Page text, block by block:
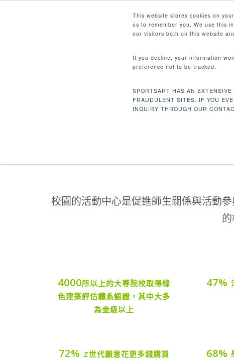
This website stores cookies on
us to remember you. We use this
our visitors both on this website
If you decline, your information
preference not to be tracked.
SPORTSART HAS AN
FRAUDULENT SITES. IF YOU
INQUIRY THROUGH OUR
LinkedIn
Hit enter to search or ESC to close
校園的活動中心是促進師生關係與活動
4000所以上的大專院校取得綠
色建築評估體系認證，其中大多
為金級以上
47%
72% Z世代願意花更多錢購買
68%